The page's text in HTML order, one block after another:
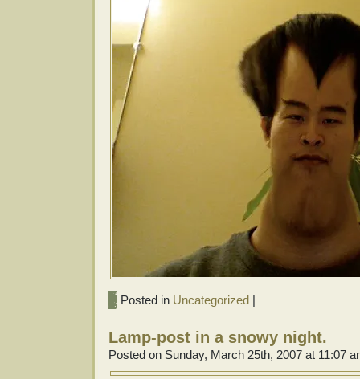
Posted in Uncategorized |
Lamp-post in a snowy night.
Posted on Sunday, March 25th, 2007 at 11:07